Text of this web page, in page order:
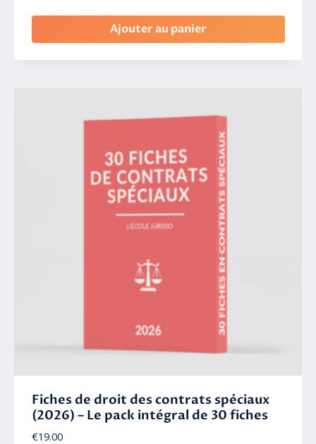
Ajouter au panier
Fiches de droit des contrats spéciaux
(2026) – Le pack intégral de 30 fiches
€19.00